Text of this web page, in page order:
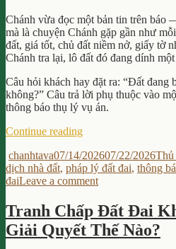
Chánh vừa đọc một bản tin trên báo
mà là chuyện Chánh gặp gần như
đất, giá tốt, chủ đất niềm nở, giấy tờ
Chánh tra lại, lô đất đó đang dính
Câu hỏi khách hay đặt ra: “Đất đang
không?” Câu trả lời phụ thuộc vào
thông báo thụ lý vụ án.
Continue reading“Thông
Thụ
Lý
Vụ
Là
Căn
Cứ
Author
chanhtavaPosted
on
07/14/202607/22/2026Thủ
dịch nhà đất, pháp lý đất đai, thông
đaiLeave a commenton
Báo
Thụ
Lý
Tranh Chấp Đất Đai
Giải Quyết Thế Nào?